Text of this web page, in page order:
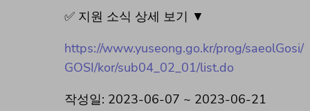
✅ 지원 소식 상세 보기 ▼
https://www.yuseong.go.kr/prog/saeolGosi/
GOSI/kor/sub04_02_01/list.do
작성일: 2023-06-07 ~ 2023-06-21